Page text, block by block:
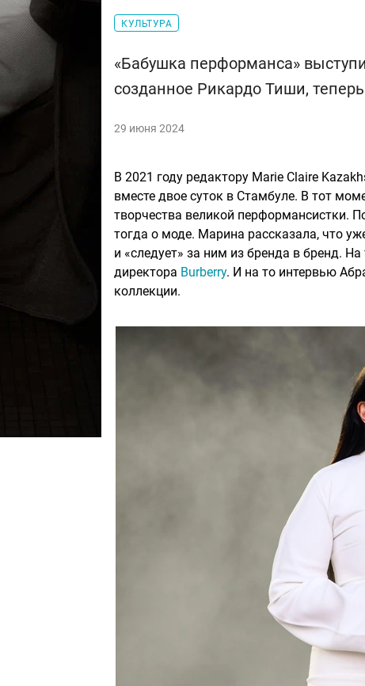
КУЛЬТУРА
«Бабушка перформанса»
созданное Рикардо Тиши,
29 июня 2024
В 2021 году редактору Marie Claire
вместе двое суток в Стамбуле. В тот
творчества великой перформансистки.
тогда о моде. Марина рассказала, что
и «следует» за ним из бренда в бренд.
директора Burberry. И на то интервью
коллекции.